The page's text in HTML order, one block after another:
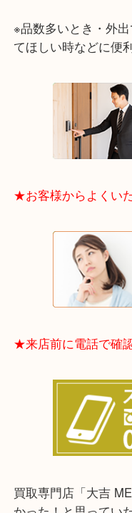
そんなときはお気
大阪市港区・住之
中央区・東淀川区
軽にご相談下さい
※品数多いとき・